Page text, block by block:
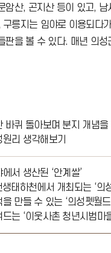
산, 곤지산 등이 있고,
릉지는 임야로 이용되
을 볼 수 있다. 매년 의
바퀴 돌아보며 분지 개념을
리 생각해보기
서 생산된 ‘안계쌀’
태하천에서 개최되는 ‘의
만들 수 있는 ‘의성펫월드
는 ‘이웃사촌 청년시범마